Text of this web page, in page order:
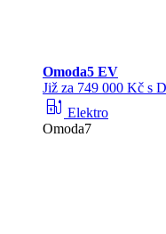
Omoda5 EV
Již za 749 000 Kč s
ev_station Elektro
Omoda7